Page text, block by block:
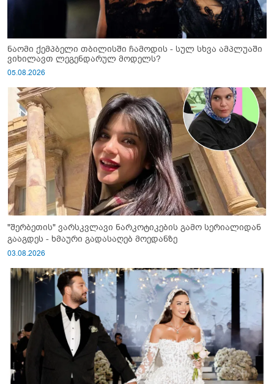
ნაომი ქემპბელი თბილისში ჩამოდის - სულ სხვა ამპლუაში
ვიხილავთ ლეგენდარულ მოდელს?
05.08.2026
"შერბეთის" ვარსკვლავი ნარკოტიკების გამო სერიალიდან
გააგდეს - ხმაური გადასაღებ მოედანზე
03.08.2026